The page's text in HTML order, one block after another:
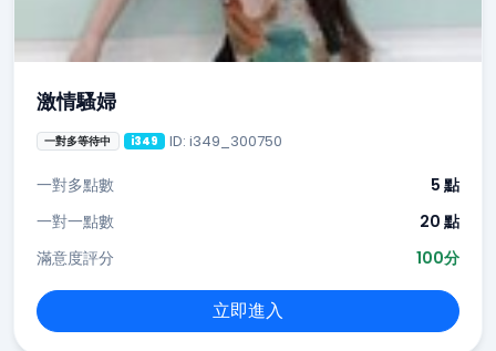
激情騷婦
一對多等待中 i349 ID: i349_300750
一對多點數
5 點
一對一點數
20 點
滿意度評分
100分
立即進入